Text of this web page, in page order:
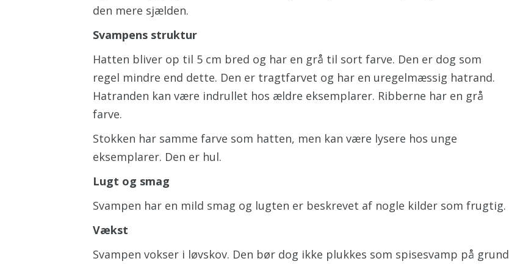
den mere sjælden.
Svampens struktur
Hatten bliver op til 5 cm bred og har en grå til sort farve. Den er dog som
regel mindre end dette. Den er tragtfarvet og har en uregelmæssig hatrand.
Hatranden kan være indrullet hos ældre eksemplarer. Ribberne har en grå
farve.
Stokken har samme farve som hatten, men kan være lysere hos unge
eksemplarer. Den er hul.
Lugt og smag
Svampen har en mild smag og lugten er beskrevet af nogle kilder som frugtig.
Vækst
Svampen vokser i løvskov. Den bør dog ikke plukkes som spisesvamp på grund